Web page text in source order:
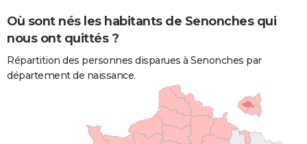
Où sont nés les habitants de Senonches qui
nous ont quittés ?
Répartition des personnes disparues à Senonches par
département de naissance.